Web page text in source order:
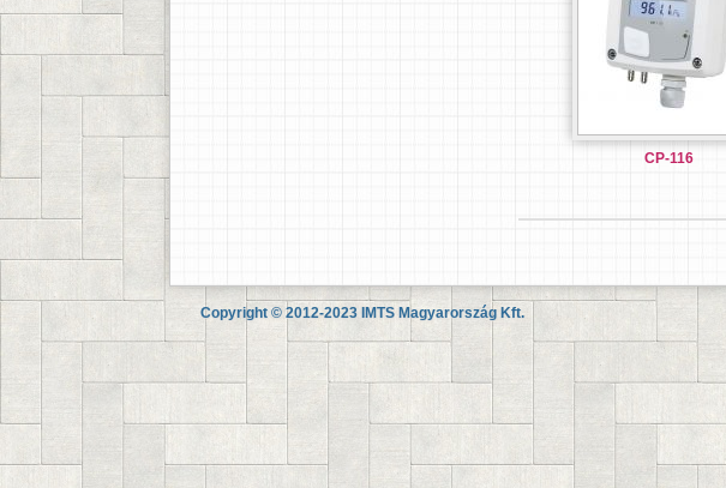
CP-116
Copyright © 2012-2023 IMTS Magyarország Kft.